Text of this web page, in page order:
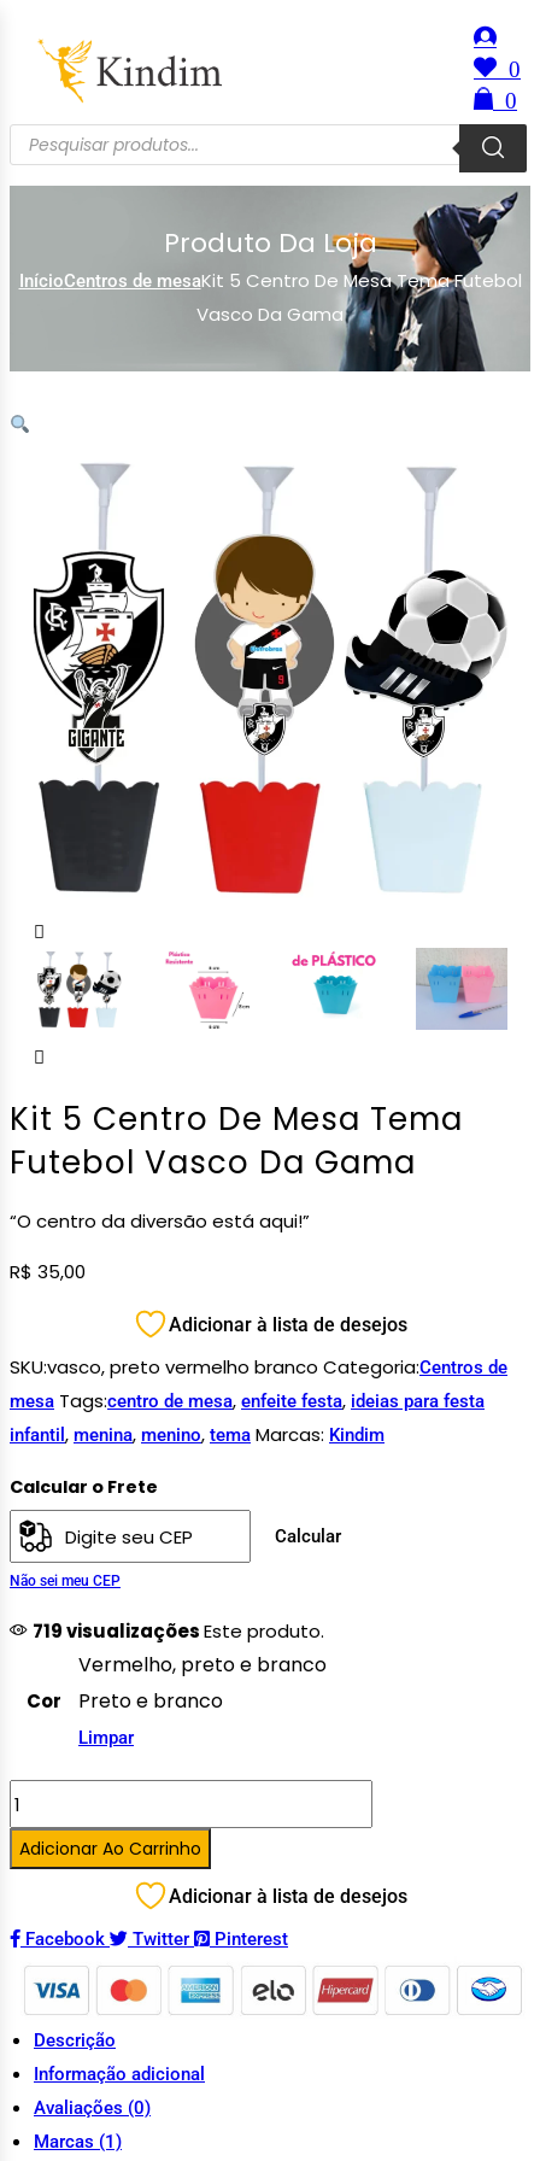
0
0
Produto Da Loja
InícioCentros de mesaKit 5 Centro De Mesa Tema Futebol
Vasco Da Gama
Kit 5 Centro De Mesa Tema
Futebol Vasco Da Gama
“O centro da diversão está aqui!”
R$ 35,00
Adicionar à lista de desejos
SKU:vasco, preto vermelho branco Categoria:Centros de
mesa Tags:centro de mesa, enfeite festa, ideias para festa
infantil , menina, menino, tema Marcas: Kindim
Calcular o Frete
Calcular
Não sei meu CEP
719 visualizaçõesEste produto.
Cor
Vermelho, preto e branco
Preto e branco
Limpar
Adicionar Ao Carrinho
Adicionar à lista de desejos
Facebook Twitter Pinterest
Descrição
Informação adicional
Avaliações (0)
Marcas (1)